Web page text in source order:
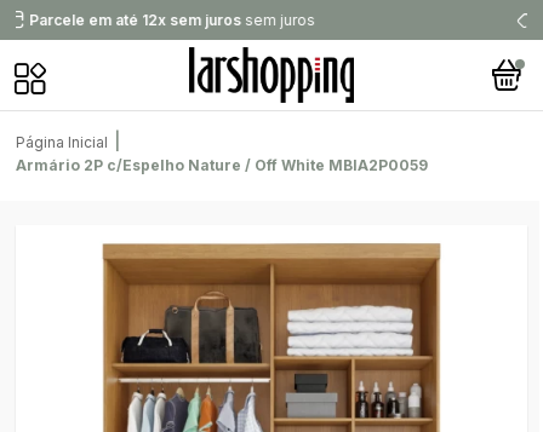
Compre no PIXe ganhe mais desconto
Página Inicial
Armário 2P c/Espelho Nature / Off White MBIA2P0059